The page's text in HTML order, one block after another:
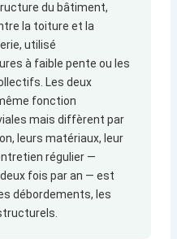
du bâtiment,
la toiture et la
utilisé
à faible pente ou les
Les deux
fonction
mais diffèrent par
leurs matériaux, leur
régulier —
fois par an — est
débordements, les